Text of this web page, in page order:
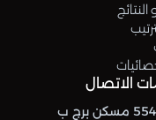
النتائج
الاتصال
حي 554 مسكن برج ب